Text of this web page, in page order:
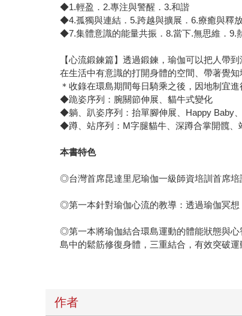
◆1.輕盈．2.專注與警醒．3.和諧
◆4.孤獨與連結．5.跨越與擴展．6.療癒與釋
◆7.集體意識的能量共振．8.當下.無思維．9.
【心流鍛鍊篇】透過鍛鍊，瑜伽可以把人帶
在生活中有意識的打開身體的空間、帶著覺
＊收錄在環島期間每日騎乘之後，因地制宜進
◆跪姿序列：腕關節伸展、貓牛式變化
◆躺、趴姿序列：抬單腳伸展、Happy Baby
◆蹲、站序列：M字腿貓牛、深蹲合掌開髖、
本書特色
◎台灣首席昆達里尼瑜伽一級師資培訓首席培
◎第一本針對瑜伽心流的教導：透過瑜伽冥想
◎第一本將瑜伽結合環島運動的體能狀態與
島中的鬆筋修復身體，三重結合，有效突破運
作者